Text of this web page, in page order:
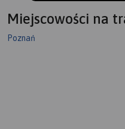
Miejscowości na
Poznań